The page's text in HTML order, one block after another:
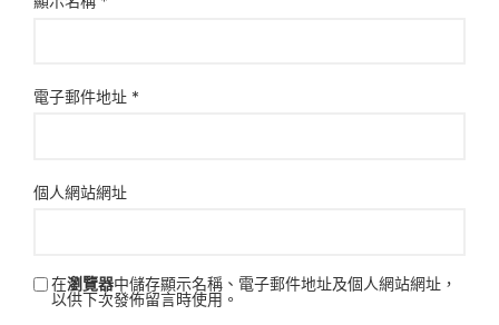
電子郵件地址 *
個人網站網址
在瀏覽器中儲存顯示名稱、電子郵件地址及個人網站網址，
以供下次發佈留言時使用。